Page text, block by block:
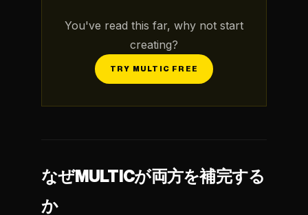
You've read this far, why not start
creating?
TRY MULTIC FREE
なぜMULTICが両方を補完する
か